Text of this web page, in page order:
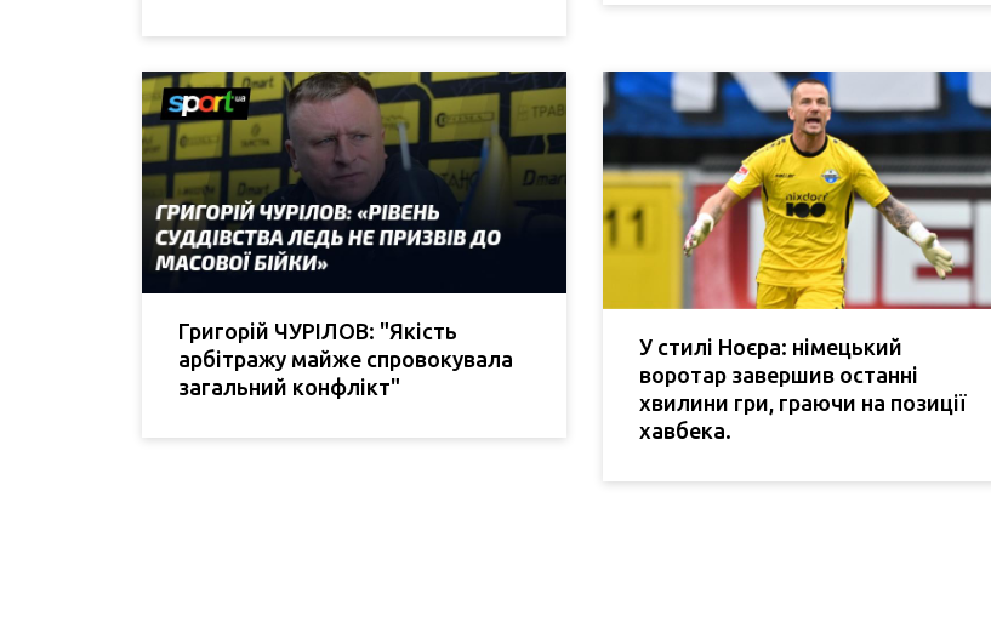
Григорій ЧУРІЛОВ: "Якість
арбітражу майже спровокувала
загальний конфлікт"
У стилі Ноєра: німецький
воротар завершив останні
хвилини гри, граючи на позиції
хавбека.